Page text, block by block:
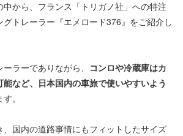
から、フランス「トリガノ社」への特注
トレーラー『エメロード376』をご紹介し
ラーでありながら、 コンロや冷蔵庫はカ
など、日本国内の車旅で使いやすいよう
。
国内の道路事情にもフィットしたサイズ